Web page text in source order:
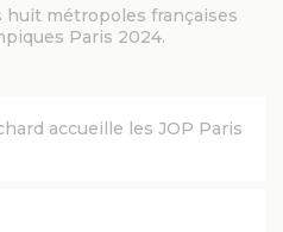
métropoles françaises
Paris 2024.
accueille les JOP Paris